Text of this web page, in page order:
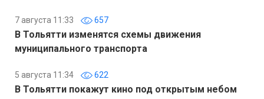
7 августа 11:33 657
В Тольятти изменятся схемы движения
муниципального транспорта
5 августа 11:34 622
В Тольятти покажут кино под открытым небом